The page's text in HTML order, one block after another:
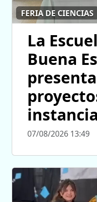
FERIA DE CIENCIAS
La
Buena
07/08/2026 13:49